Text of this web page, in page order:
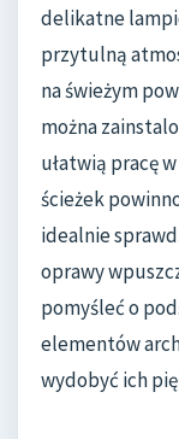
delikatne
przytulną
na świeżym
można
ułatwią pracę
ścieżek
idealnie
oprawy
pomyśleć o
elementów
wydobyć ich